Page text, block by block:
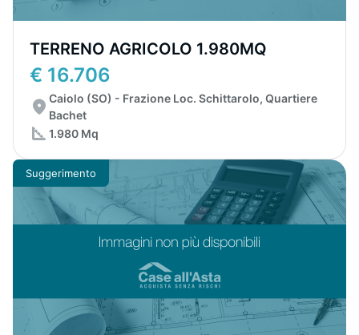
TERRENO AGRICOLO 1.980MQ
€ 16.706
Caiolo (SO) - Frazione Loc. Schittarolo, Quartiere
Bachet
1.980 Mq
Suggerimento